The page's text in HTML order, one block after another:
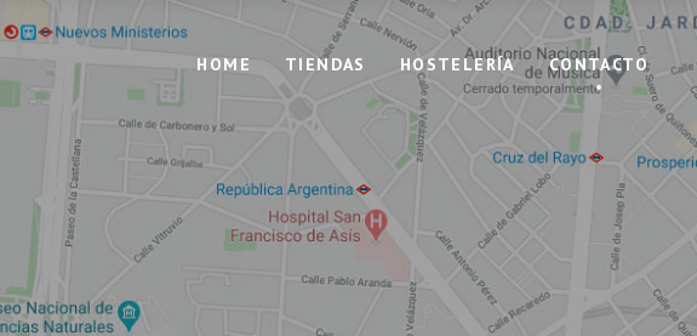
HOME TIENDAS HOSTELERÍA CONTACTO